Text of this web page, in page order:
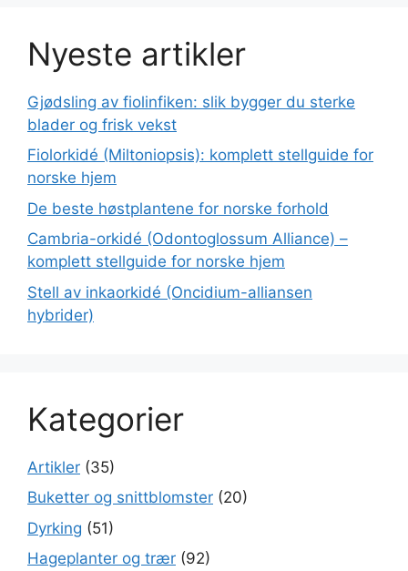
Nyeste artikler
Gjødsling av fiolinfiken: slik bygger du sterke
blader og frisk vekst
Fiolorkidé (Miltoniopsis): komplett stellguide for
norske hjem
De beste høstplantene for norske forhold
Cambria-orkidé (Odontoglossum Alliance) –
komplett stellguide for norske hjem
Stell av inkaorkidé (Oncidium-alliansen
hybrider)
Kategorier
Artikler (35)
Buketter og snittblomster (20)
Dyrking (51)
Hageplanter og trær (92)